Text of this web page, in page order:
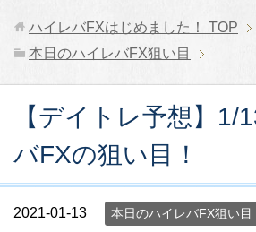
ハイレバFXはじめました！ TOP
本日のハイレバFX狙い目
【デイトレ予想】1/
バFXの狙い目！
2021-01-13 本日のハイレバFX狙い目